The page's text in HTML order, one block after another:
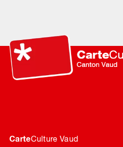
CarteCulture Vaud